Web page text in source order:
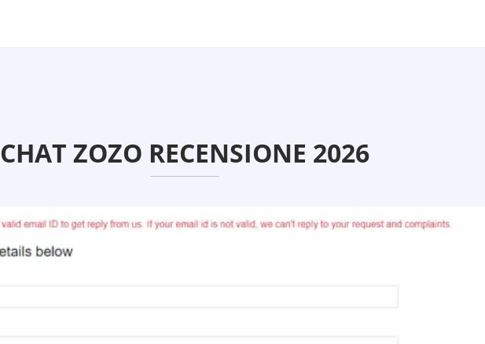
CHAT ZOZO RECENSIONE 2026